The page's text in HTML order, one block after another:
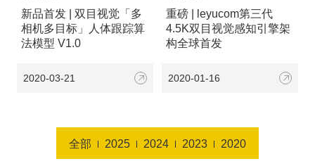
新品首发 | 双目视觉「多
相机多目标」人体跟踪算
法模型 V1.0
2020-03-21
重磅 | leyucom第三代
4.5K双目视觉感知引擎架
构全球首发
2020-01-16
全部 2025 2024 2023 2020